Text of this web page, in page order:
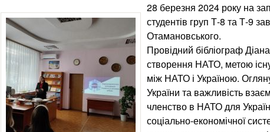
28 березня 2024 року на
студентів груп Т-8 та Т-9
Отамановського.
Провідний бібліограф
створення НАТО, метою
між НАТО і Україною.
України та важливість
членство в НАТО для
соціально-економічної